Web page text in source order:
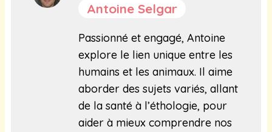
Antoine Selgar
Passionné et engagé, Antoine
explore le lien unique entre les
humains et les animaux. Il aime
aborder des sujets variés, allant
de la santé à l’éthologie, pour
aider à mieux comprendre nos